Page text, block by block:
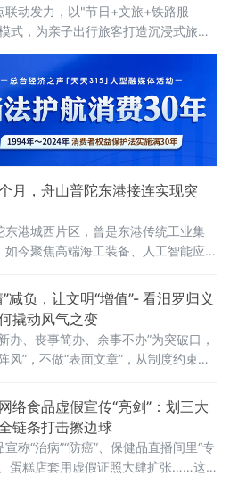
联动发力，以"节日+文旅+铁路服
式，为亲子出行旅客打造沉浸式旅途
东站设联动分会场，重点面向环线列
行旅客打造特色服务。活动前期，车
月，舟山普陀东港接连实现突
东港城西片区，曾是东港传统工业集
如今聚焦高端海工装备、人工智能应
业相继落地，汽车零售总部集聚区也
，新能源汽车集合店二期等关键项目
，发展动能持续增强。
”减负，让文明“增值”- 看汨罗归义
撬动风气之变
办、丧事简办、余事不办”为突破口，
风”，不做“表面文章”，从制度约束到
一条系统化、常态化的移
络食品虚假宣传“亮剑”：划三大
链条打击擦边球
称“治病”“防癌”、保健品直播间里“专
蛋糕店套用虚假证照大肆扩张……这